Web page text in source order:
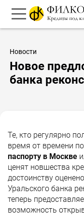
Новости
Новое
банка
Те, кто регулярно
время от времени
паспорту в Москве
ценят новшества
достоинству
Уральского банка
теперь
возможность